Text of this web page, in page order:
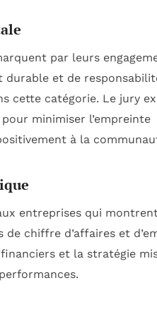
par leurs
durable et de
cette catégorie. Le jury
minimiser l’empreinte
à la
entreprises qui
chiffre d’affaires et
et la stratégie